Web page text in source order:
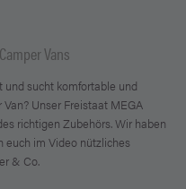
Vans
sucht komfortable und
Unser Freistaat MEGA
richtigen Zubehörs. Wir haben
euch im Video nützliches
& Co.